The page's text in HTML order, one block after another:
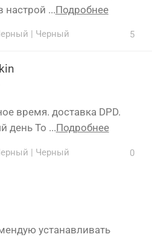
настрой ...Подробнее
| Черный 5
время. доставка DPD.
день То ...Подробнее
| Черный 0
устанавливать